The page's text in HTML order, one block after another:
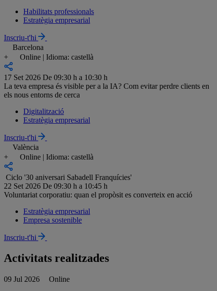
Habilitats professionals
Estratègia empresarial
Inscriu-t'hi
Barcelona
+
Online | Idioma: castellà
17 Set 2026 De 09:30 h a 10:30 h
La teva empresa és visible per a la IA? Com evitar perdre clients en
els nous entorns de cerca
Digitalització
Estratègia empresarial
Inscriu-t'hi
València
+
Online | Idioma: castellà
Ciclo '30 aniversari Sabadell Franquícies'
22 Set 2026 De 09:30 h a 10:45 h
Voluntariat corporatiu: quan el propòsit es converteix en acció
Estratègia empresarial
Empresa sostenible
Inscriu-t'hi
Activitats realitzades
09 Jul 2026
Online